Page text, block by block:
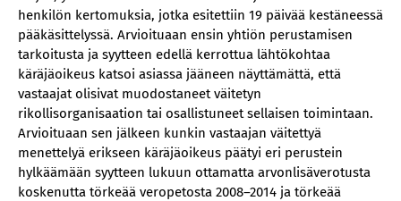
henkilön kertomuksia, jotka esitettiin 19 päivää kestäneessä
pääkäsittelyssä. Arvioituaan ensin yhtiön perustamisen
tarkoitusta ja syytteen edellä kerrottua lähtökohtaa
käräjäoikeus katsoi asiassa jääneen näyttämättä, että
vastaajat olisivat muodostaneet väitetyn
rikollisorganisaation tai osallistuneet sellaisen toimintaan.
Arvioituaan sen jälkeen kunkin vastaajan väitettyä
menettelyä erikseen käräjäoikeus päätyi eri perustein
hylkäämään syytteen lukuun ottamatta arvonlisäverotusta
koskenutta törkeää veropetosta 2008–2014 ja törkeää